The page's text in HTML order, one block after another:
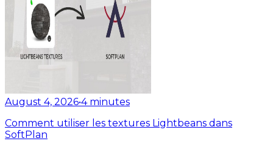
August 4, 2026•4 minutes
Comment utiliser les textures Lightbeans dans
SoftPlan